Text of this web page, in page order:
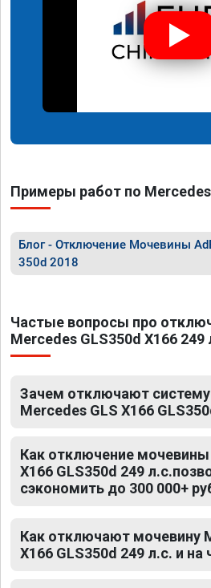
Примеры работ по Mercedes
Блог - Отключение Мочевины
350d 2018
Частые вопросы про
Mercedes GLS350d X166 249
Зачем отключают систему
Mercedes GLS X166
Как отключение мочевины
X166 GLS350d 249
сэкономить до 300 000+
Как отключают мочевину
X166 GLS350d 249 л.с. и на